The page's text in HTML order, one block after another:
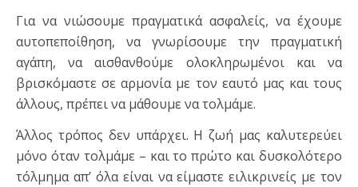
Για να νιώσουμε πραγματικά ασφαλείς, να έχουμε
αυτοπεποίθηση, να γνωρίσουμε την πραγματική
αγάπη, να αισθανθούμε ολοκληρωμένοι και να
βρισκόμαστε σε αρμονία με τον εαυτό μας και τους
άλλους, πρέπει να μάθουμε να τολμάμε.
Άλλος τρόπος δεν υπάρχει. Η ζωή μας καλυτερεύει
μόνο όταν τολμάμε – και το πρώτο και δυσκολότερο
τόλμημα απ’ όλα είναι να είμαστε ειλικρινείς με τον